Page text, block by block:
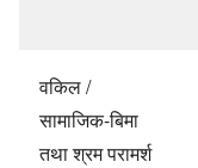
वकिल /
सामाजिक-बिमा
तथा श्रम परामर्श